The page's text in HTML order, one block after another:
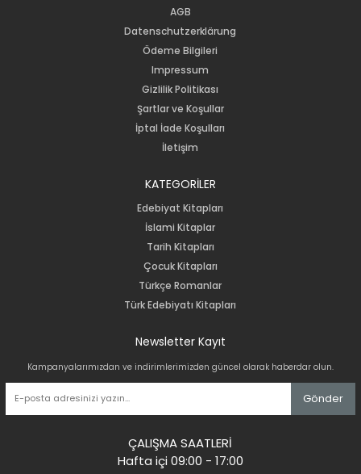
AGB
Datenschutzerklärung
Ödeme Bilgileri
Impressum
Gizlilik Politikası
Şartlar ve Koşullar
İptal İade Koşulları
İletişim
KATEGORİLER
Edebiyat Kitapları
İslami Kitaplar
Tarih Kitapları
Çocuk Kitapları
Türkçe Romanlar
Türk Edebiyatı Kitapları
Newsletter Kayıt
Kampanyalarımızdan ve indirimlerimizden güncel olarak haberdar olun.
Gönder
ÇALIŞMA SAATLERİ
Hafta içi 09:00 - 17:00